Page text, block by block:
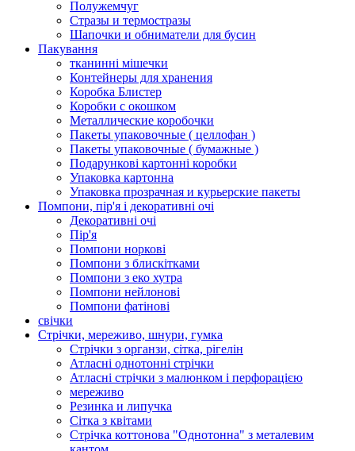
Полужемчуг
Стразы и термостразы
Шапочки и обниматели для бусин
Пакування
тканинні мішечки
Контейнеры для хранения
Коробка Блистер
Коробки с окошком
Металлические коробочки
Пакеты упаковочные ( целлофан )
Пакеты упаковочные ( бумажные )
Подарункові картонні коробки
Упаковка картонна
Упаковка прозрачная и курьерские пакеты
Помпони, пір'я і декоративні очі
Декоративні очі
Пір'я
Помпони норкові
Помпони з блискітками
Помпони з еко хутра
Помпони нейлонові
Помпони фатінові
свічки
Стрічки, мереживо, шнури, гумка
Стрічки з органзи, сітка, рігелін
Атласні однотонні стрічки
Атласні стрічки з малюнком і перфорацією
мереживо
Резинка и липучка
Сітка з квітами
Стрічка коттонова "Однотонна" з металевим